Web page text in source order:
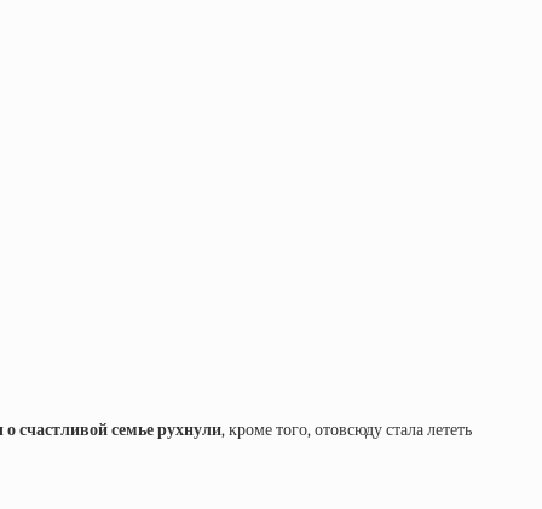
счастливой семье рухнули, кроме того, отовсюду стала лететь